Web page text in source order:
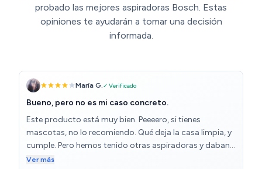
probado las mejores aspiradoras Bosch. Estas
opiniones te ayudarán a tomar una decisión
informada.
María G.✓ Verificado
Bueno, pero no es mi caso concreto.
Este producto está muy bien. Peeeero, si tienes
mascotas, no lo recomiendo. Qué deja la casa limpia, y
cumple. Pero hemos tenido otras aspiradoras y daban
muuucho mejor resultado. Con esta siguen quedando
Ver más